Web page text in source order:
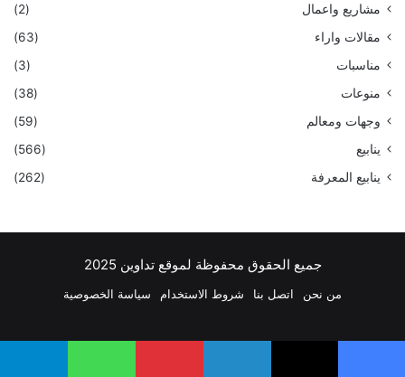
مشاريع واعمال
(2)
مقالات واراء
(63)
مناسبات
(3)
منوعات
(38)
وجهات ومعالم
(59)
ينابيع
(566)
ينابيع المعرفة
(262)
جميع الحقوق محفوظة لموقع تداوين 2025
من نحن اتصل بنا شروط الاستخدام سياسة الخصوصية
فيسبوك
‫X بينتيريستلينكدإن‫YouTubeانستقرامتيلقرام